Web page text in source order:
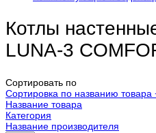
Котлы
LUNA-3
Сортировать по
Сортировка по названию товара
Название товара
Категория
Название производителя